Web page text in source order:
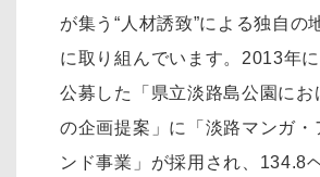
が集う“人材誘致”による独自の
に取り組んでいます。2013年
公募した「県立淡路島公園にお
の企画提案」に「淡路マンガ・
ンド事業」が採用され、134.8